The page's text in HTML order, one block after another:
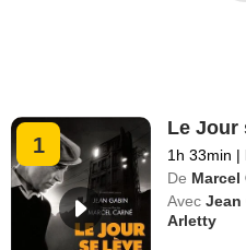
1
Le Jour
1h 33min |
De Marcel
Avec Jean
Arletty